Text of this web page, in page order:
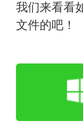
我们来看看
文件的吧！